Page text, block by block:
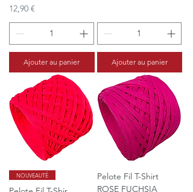
Prix
12,90 €
Ajouter au panier Ajouter au panier
NOUVEAUTÉ
Pelote Fil T-Shirt
ROSE FUCHSIA